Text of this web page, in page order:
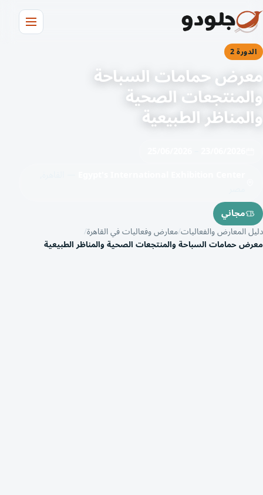
الدورة 2
معرض حمامات السباحة
والمنتجعات الصحية
والمناظر الطبيعية
مجاني
دليل المعارض والفعالياتمعارض وفعاليات في القاهرة
معرض حمامات السباحة والمنتجعات الصحية والمناظر الطبيعية